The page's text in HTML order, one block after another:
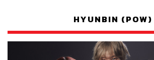
HYUNBIN (POW)